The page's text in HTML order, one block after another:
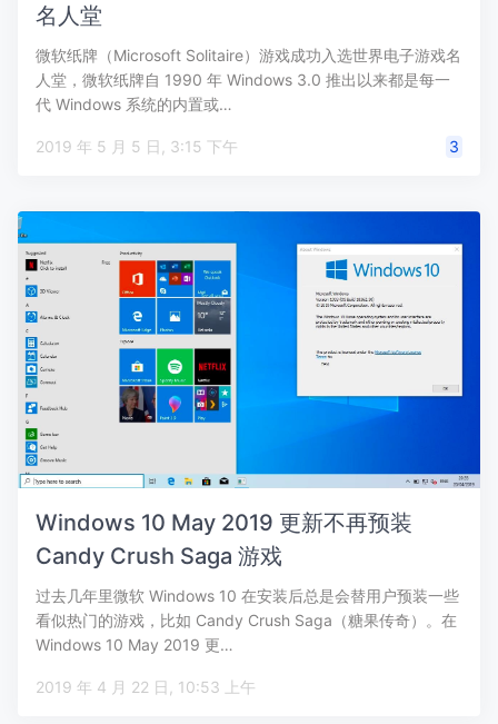
名人堂
微软纸牌（Microsoft Solitaire）游戏成功入选世界电子游戏名
人堂，微软纸牌自 1990 年 Windows 3.0 推出以来都是每一
代 Windows 系统的内置或…
2019 年 5 月 5 日, 3:15 下午 3
Windows 10 May 2019 更新不再预装
Candy Crush Saga 游戏
过去几年里微软 Windows 10 在安装后总是会替用户预装一些
看似热门的游戏，比如 Candy Crush Saga（糖果传奇）。在
Windows 10 May 2019 更…
2019 年 4 月 22 日, 10:53 上午